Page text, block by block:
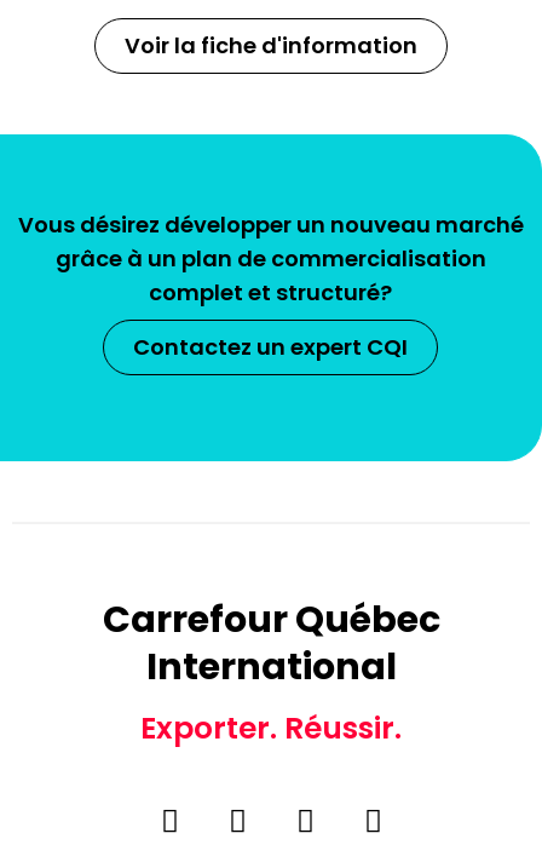
Voir la fiche d'information
Vous désirez développer un nouveau marché
grâce à un plan de commercialisation
complet et structuré?
Contactez un expert CQI
Carrefour Québec
International
Exporter. Réussir.